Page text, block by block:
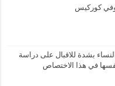
كوركيس
بشدة للاقبال على دراسة
نفسها في هذا الاختصاص